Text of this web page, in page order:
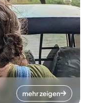
mehr zeigen